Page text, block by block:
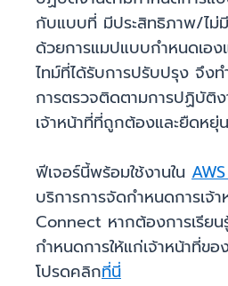
กับแบบที่ มีประสิทธิภาพ/ไม่
ด้วยการแมปแบบกำหนดเอ
ไทม์ที่ได้รับการปรับปรุง จึง
การตรวจติดตามการปฏิบัติ
เจ้าหน้าที่ที่ถูกต้องและยืดหยุ่
ฟีเจอร์นี้พร้อมใช้งานใน
บริการการจัดกำหนดการเจ้
Connect หากต้องการเรียน
กำหนดการให้แก่เจ้าหน้าที่ข
โปรดคลิกที่นี่